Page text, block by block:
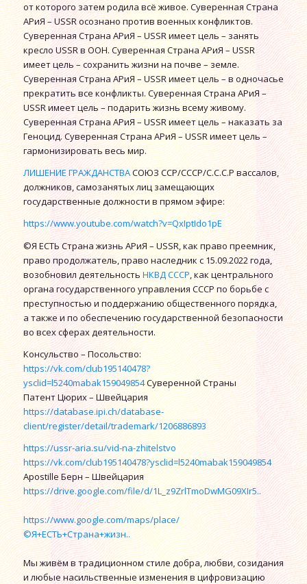
от которого затем родила всё живое. Суверенная Страна
АРиЯ – USSR осознано против военных конфликтов.
Суверенная Страна АРиЯ – USSR имеет цель – занять
кресло USSR в ООН. Суверенная Страна АРиЯ – USSR
имеет цель – сохранить жизни на почве – земле.
Суверенная Страна АРиЯ – USSR имеет цель – в одночасье
прекратить все конфликты. Суверенная Страна АРиЯ –
USSR имеет цель – подарить жизнь всему живому.
Суверенная Страна АРиЯ – USSR имеет цель – наказать за
Геноцид. Суверенная Страна АРиЯ – USSR имеет цель –
гармонизировать весь мир.
ЛИШЕНИЕ ГРАЖДАНСТВАСОЮЗ ССР/СССР/С.С.С.Р вассалов,
должников, самозанятых лиц замещающих
государственные должности в прямом эфире:
https://www.youtube.com/watch?v=QxIptIdo1pE
©Я ЕСТЬ Страна жизнь АРиЯ – USSR, как право преемник,
право продолжатель, право наследник с 15.09.2022 года,
возобновил деятельностьНКВД СССР, как центрального
органа государственного управления СССР по борьбе с
преступностью и поддержанию общественного порядка,
а также и по обеспечению государственной безопасности
во всех сферах деятельности.
Консульство – Посольство:
https://vk.com/club195140478?
ysclid=l5240mabak159049854Суверенной Страны
Патент Цюрих – Швейцария
https://database.ipi.ch/database-
client/register/detail/trademark/1206886893
https://ussr-aria.su/vid-na-zhitelstvo
https://vk.com/club195140478?ysclid=l5240mabak159049854
Apostille Берн – Швейцария
https://drive.google.com/file/d/1L_z9ZrlTmoDwMG09XIr5..
https://www.google.com/maps/place/
©Я+ЕСТЬ+Страна+жизн..
Мы живём в традиционном стиле добра, любви, созидания
и любые насильственные изменения в цифровизацию